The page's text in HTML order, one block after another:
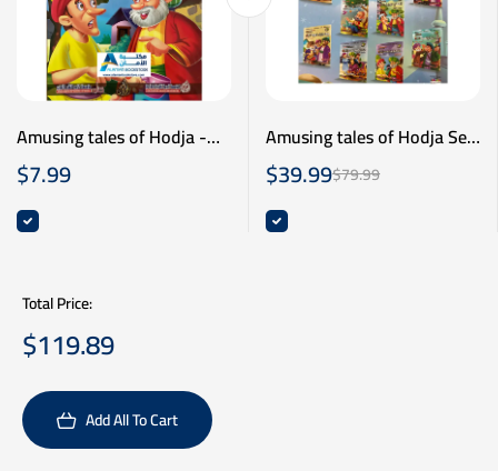
Amusing tales of Hodja -
نوادر جحا - مائة عام من
العسل - عربي انكليزي
$7.99
Amusing tales of Hodja Set
(10 Books)- سلسة نوادر جحا
- عشر قصص - عربي انكليزي
$79.99
$39.99
Total Price:
$119.89
Add All To Cart